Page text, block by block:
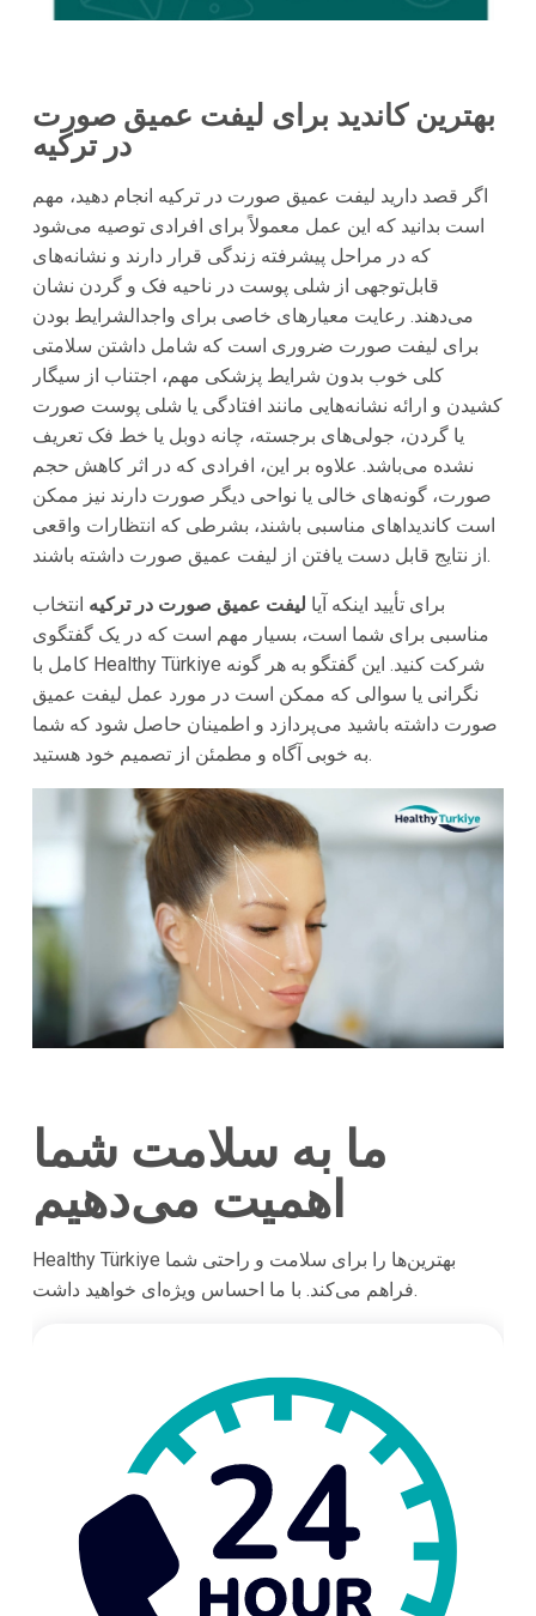
بهترین کاندید برای لیفت عمیق صورت
در ترکیه
اگر قصد دارید لیفت عمیق صورت در ترکیه انجام دهید، مهم
است بدانید که این عمل معمولاً برای افرادی توصیه می‌شود
که در مراحل پیشرفته زندگی قرار دارند و نشانه‌های
قابل‌توجهی از شلی پوست در ناحیه فک و گردن نشان
می‌دهند. رعایت معیارهای خاصی برای واجد‌الشرایط بودن
برای لیفت صورت ضروری است که شامل داشتن سلامتی
کلی خوب بدون شرایط پزشکی مهم، اجتناب از سیگار
کشیدن و ارائه نشانه‌هایی مانند افتادگی یا شلی پوست صورت
یا گردن، جولی‌های برجسته، چانه دوبل یا خط فک تعریف
نشده می‌باشد. علاوه بر این، افرادی که در اثر کاهش حجم
صورت، گونه‌های خالی یا نواحی دیگر صورت دارند نیز ممکن
است کاندیداهای مناسبی باشند، بشرطی که انتظارات واقعی
از نتایج قابل دست یافتن از لیفت عمیق صورت داشته باشند.
برای تأیید اینکه آیا لیفت عمیق صورت در ترکیه انتخاب
مناسبی برای شما است، بسیار مهم است که در یک گفتگوی
کامل با Healthy Türkiye شرکت کنید. این گفتگو به هر گونه
نگرانی یا سوالی که ممکن است در مورد عمل لیفت عمیق
صورت داشته باشید می‌پردازد و اطمینان حاصل شود که شما
به خوبی آگاه و مطمئن از تصمیم خود هستید.
ما به سلامت شما
اهمیت می‌دهیم
Healthy Türkiye بهترین‌ها را برای سلامت و راحتی شما
فراهم می‌کند. با ما احساس ویژه‌ای خواهید داشت.